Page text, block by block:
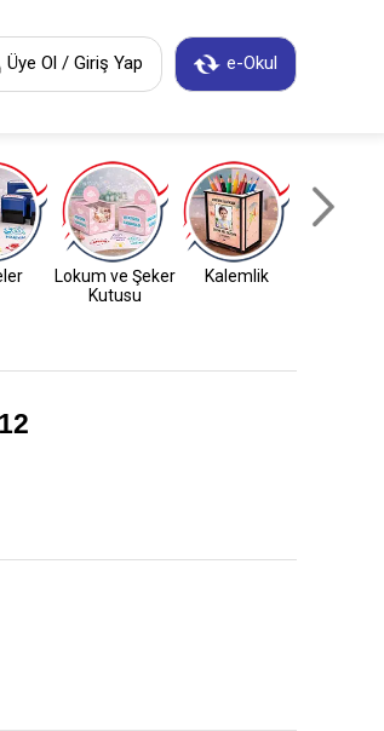
e-Okul
Üye Ol / Giriş Yap
Lokum ve Şeker
Kutusu
Kalemlik